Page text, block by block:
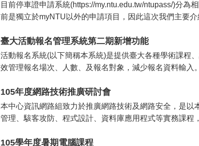
目前停車證申請系統(https://my.ntu.edu.tw/ntupass/)分為
前是獨立於myNTU以外的申請項目，因此這次我們主要介
臺大活動報名管理系統第二期新增功能
活動報名系統(以下簡稱本系統)是提供臺大各種學術課程
效管理報名場次、人數、及報名對象，減少報名資料輸
105年度網路技術推廣研討會
本中心資訊網路組致力於推廣網路技術及網路安全，是
管理、駭客攻防、程式設計、資料庫應用程式等實務課
105學年度暑期電腦課程